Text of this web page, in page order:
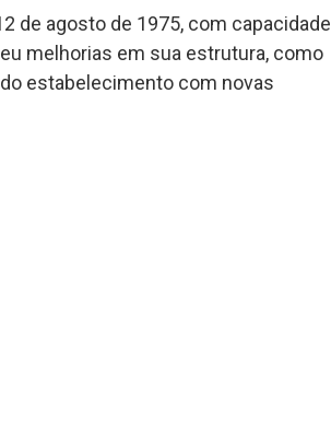
de agosto de 1975, com capacidade
melhorias em sua estrutura, como
estabelecimento com novas